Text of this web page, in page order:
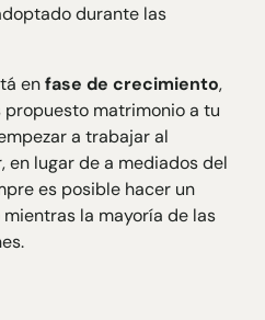
durante las
enfase de crecimiento,
matrimonio a tu
a trabajar al
en lugar de a mediados del
es posible hacer un
la mayoría de las